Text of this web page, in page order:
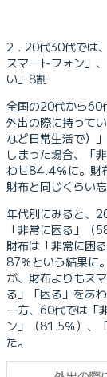
2．20代30代では
スマートフォン」
い」8割
全国の20代から60
外出の際に持って
など日常生活で）
しまった場合、「
わせ84.4％に。財
財布と同じくらい
年代別にみると、
「非常に困る」（
財布は「非常に困
87％という結果に
が、財布よりもス
る」「困る」をあ
一方、60代では「
ン」（81.5％）、
た。